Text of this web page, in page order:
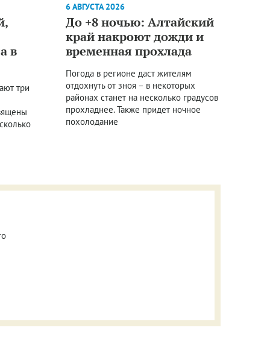
в
три
6 АВГУСТА 2026
До +8 ночью: Алтайский
край накроют дожди и
временная прохлада
Погода в регионе даст жителям
отдохнуть от зноя – в некоторых
районах станет на несколько градусов
прохладнее. Также придет ночное
похолодание